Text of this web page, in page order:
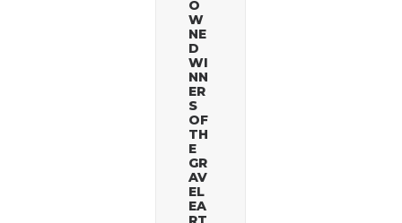
O
W
NE
D
WI
NN
ER
S
OF
TH
E
GR
AV
EL
EA